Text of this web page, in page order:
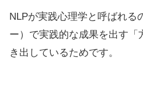
NLPが実践心理学と呼ばれる
ー）で実践的な成果を出す「
き出しているためです。